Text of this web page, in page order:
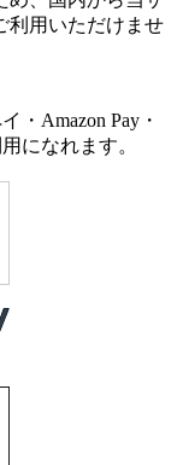
利用いただけませ
・Amazon Pay・
になれます。